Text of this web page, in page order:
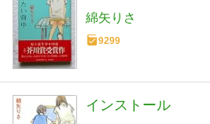
綿矢りさ
9299
インストール